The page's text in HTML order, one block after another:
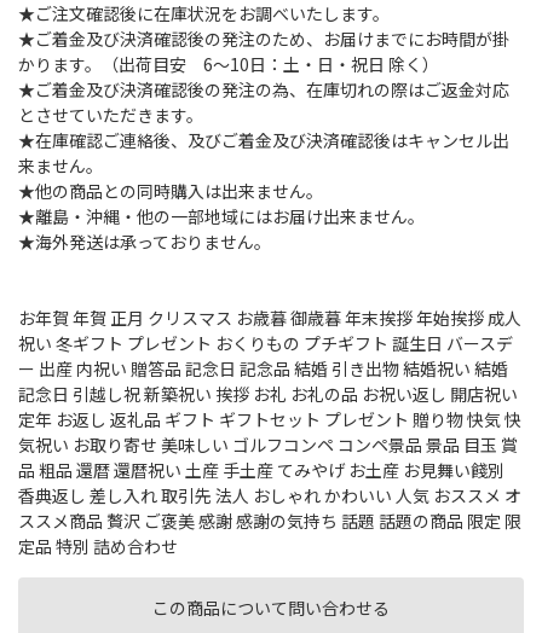
この商品について問い合わせる
★ご注文確認後に在庫状況をお調べいたします。
★ご着金及び決済確認後の発注のため、お届けまでにお時間が掛
かります。（出荷目安 6～10日：土・日・祝日 除く）
★ご着金及び決済確認後の発注の為、在庫切れの際はご返金対応
とさせていただきます。
★在庫確認ご連絡後、及びご着金及び決済確認後はキャンセル出
来ません。
★他の商品との同時購入は出来ません。
★離島・沖縄・他の一部地域にはお届け出来ません。
★海外発送は承っておりません。
お年賀 年賀 正月 クリスマス お歳暮 御歳暮 年末挨拶 年始挨拶 成人
祝い 冬ギフト プレゼント おくりもの プチギフト 誕生日 バースデ
ー 出産 内祝い 贈答品 記念日 記念品 結婚 引き出物 結婚祝い 結婚
記念日 引越し祝 新築祝い 挨拶 お礼 お礼の品 お祝い返し 開店祝い
定年 お返し 返礼品 ギフト ギフトセット プレゼント 贈り物 快気 快
気祝い お取り寄せ 美味しい ゴルフコンペ コンペ景品 景品 目玉 賞
品 粗品 還暦 還暦祝い 土産 手土産 てみやげ お土産 お見舞い餞別
香典返し 差し入れ 取引先 法人 おしゃれ かわいい 人気 おススメ オ
ススメ商品 贅沢 ご褒美 感謝 感謝の気持ち 話題 話題の商品 限定 限
定品 特別 詰め合わせ